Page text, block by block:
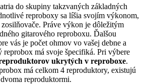
do skupiny takzvaných základných
reproboxy sa líšia svojím výkonom,
Práve výkon je dôležitým
gitarového reproboxu. Ďalšou
vás je počet ohmov vo vašej debne a
má svoje špecifiká. Pri výbere
ukrytých v reproboxe.
má celkom 4 reproduktory, existujú
reproduktormi.